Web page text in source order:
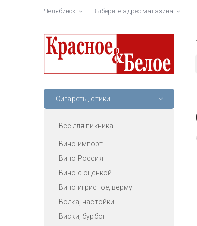
Челябинск Выберите адрес магазина
Сигареты, стики
Всё для пикника
Вино импорт
Вино Россия
Вино с оценкой
Вино игристое, вермут
Водка, настойки
Виски, бурбон